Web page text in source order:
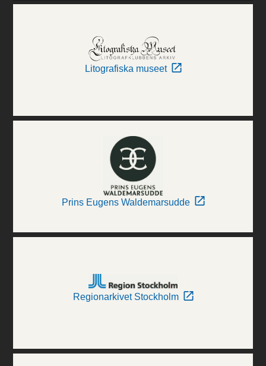
Litografiska museet
Prins Eugens Waldemarsudde
Regionarkivet Stockholm